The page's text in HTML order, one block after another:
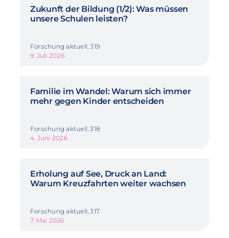
Zukunft der Bildung (1/2): Was müssen
unsere Schulen leisten?
Forschung aktuell, 319
9. Juli 2026
Familie im Wandel: Warum sich immer
mehr gegen Kinder entscheiden
Forschung aktuell, 318
4. Juni 2026
Erholung auf See, Druck an Land:
Warum Kreuzfahrten weiter wachsen
Forschung aktuell, 317
7. Mai 2026